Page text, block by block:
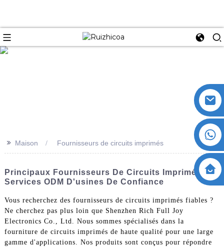
>> Maison Fournisseurs de circuits imprimés
Principaux Fournisseurs De Circuits Imprimés :
Services ODM D'usines De Confiance
Vous recherchez des fournisseurs de circuits imprimés fiables ?
Ne cherchez pas plus loin que Shenzhen Rich Full Joy
Electronics Co., Ltd. Nous sommes spécialisés dans la
fourniture de circuits imprimés de haute qualité pour une large
gamme d'applications. Nos produits sont conçus pour répondre